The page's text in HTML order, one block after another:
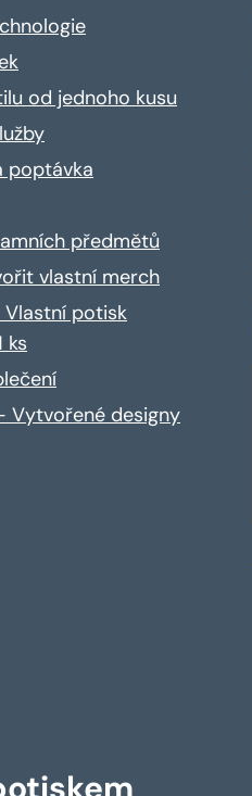
od jednoho kusu
poptávka
předmětů
vlastní merch
Vlastní potisk
ks
Vytvořené designy